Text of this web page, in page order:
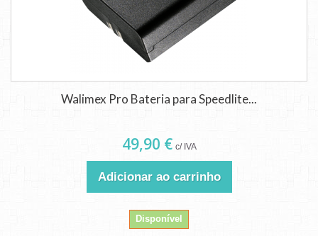
Walimex Pro Bateria para Speedlite...
49,90 € c/ IVA
Adicionar ao carrinho
Disponível